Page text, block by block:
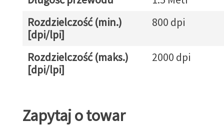
Rozdzielczość (min.)
[dpi/lpi]
800 dpi
Rozdzielczość (maks.)
[dpi/lpi]
2000 dpi
Zapytaj o towar
Zapytaj o towar